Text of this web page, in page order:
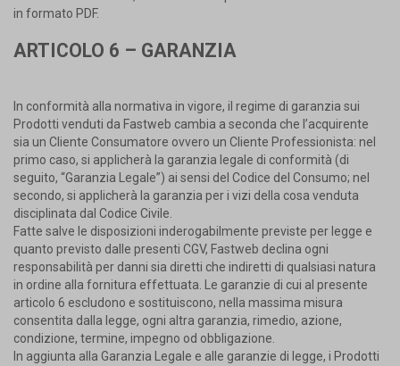
in formato PDF.
ARTICOLO 6 – GARANZIA
In conformità alla normativa in vigore, il regime di garanzia sui
Prodotti venduti da Fastweb cambia a seconda che l’acquirente
sia un Cliente Consumatore ovvero un Cliente Professionista: nel
primo caso, si applicherà la garanzia legale di conformità (di
seguito, “Garanzia Legale”) ai sensi del Codice del Consumo; nel
secondo, si applicherà la garanzia per i vizi della cosa venduta
disciplinata dal Codice Civile.
Fatte salve le disposizioni inderogabilmente previste per legge e
quanto previsto dalle presenti CGV, Fastweb declina ogni
responsabilità per danni sia diretti che indiretti di qualsiasi natura
in ordine alla fornitura effettuata. Le garanzie di cui al presente
articolo 6 escludono e sostituiscono, nella massima misura
consentita dalla legge, ogni altra garanzia, rimedio, azione,
condizione, termine, impegno od obbligazione.
In aggiunta alla Garanzia Legale e alle garanzie di legge, i Prodotti